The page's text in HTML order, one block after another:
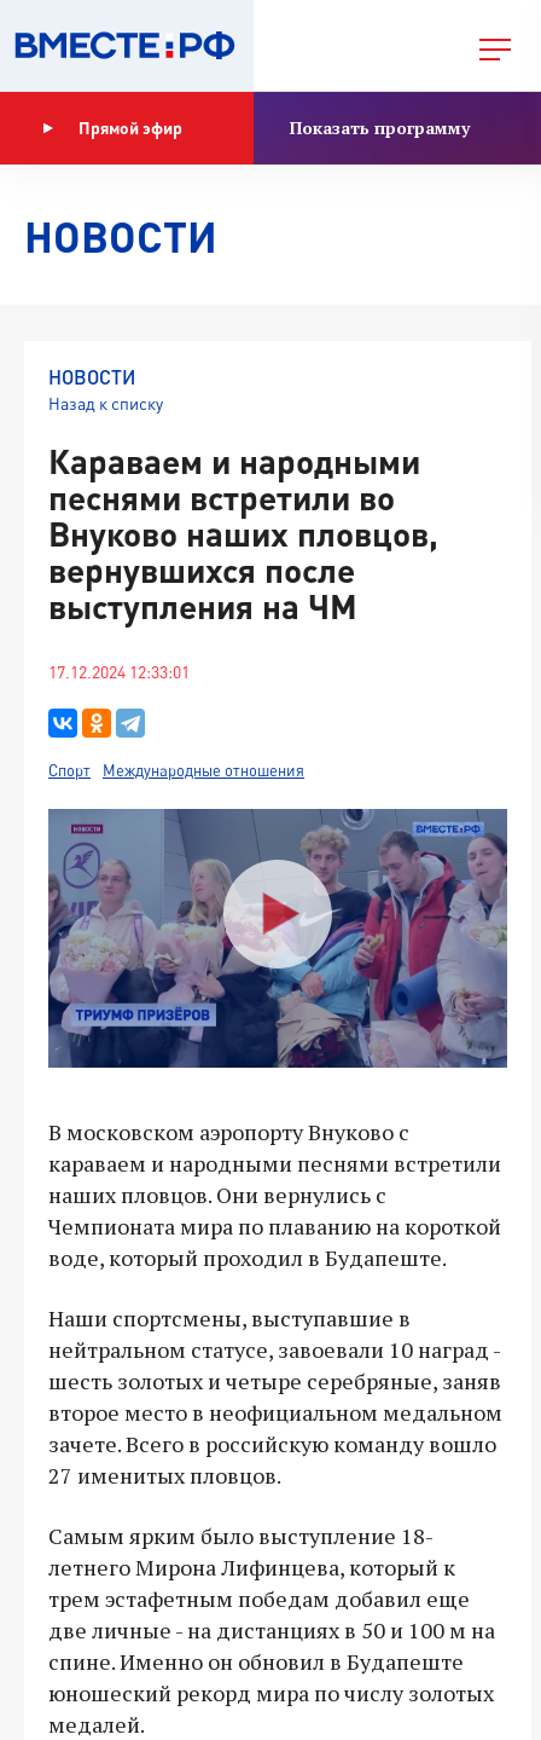
Прямой эфир Показать программу
НОВОСТИ
НОВОСТИ
Назад к списку
Караваем и народными
песнями встретили во
Внуково наших пловцов,
вернувшихся после
выступления на ЧМ
17.12.2024 12:33:01
Спорт Международные отношения
В московском аэропорту Внуково с
караваем и народными песнями встретили
наших пловцов. Они вернулись с
Чемпионата мира по плаванию на короткой
воде, который проходил в Будапеште.
Наши спортсмены, выступавшие в
нейтральном статусе, завоевали 10 наград -
шесть золотых и четыре серебряные, заняв
второе место в неофициальном медальном
зачете. Всего в российскую команду вошло
27 именитых пловцов.
Самым ярким было выступление 18-
летнего Мирона Лифинцева, который к
трем эстафетным победам добавил еще
две личные - на дистанциях в 50 и 100 м на
спине. Именно он обновил в Будапеште
юношеский рекорд мира по числу золотых
медалей.